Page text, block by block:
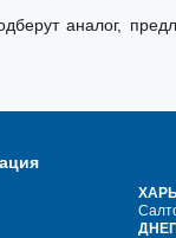
аналог,